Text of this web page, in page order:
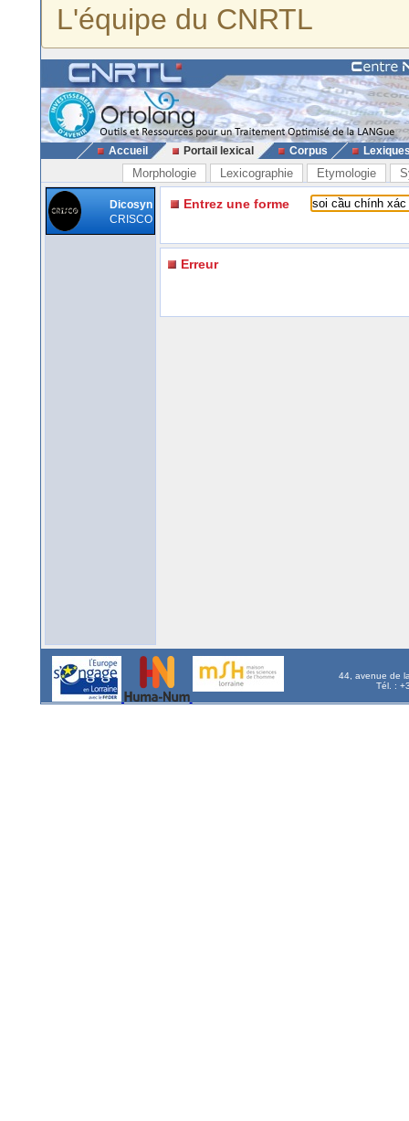
L'équipe du CNRTL
Accueil Portail lexical Corpus
Morphologie Lexicographie Etymologie
Dicosyn
CRISCO
Entrez une forme
Erreur
44, avenue de
Tél. :